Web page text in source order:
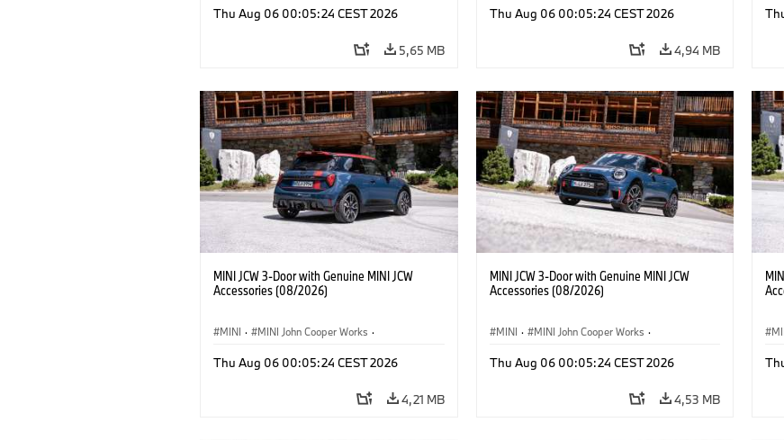
Extras Opcionais, Acessórios
Thu Aug 06 00:05:24 CEST 2026
5,65 MB
Extras Opcionais, Acessórios
Thu Aug 06 00:05:24 CEST 2026
4,94 MB
MINI JCW 3-Door with Genuine MINI JCW
Accessories (08/2026)
MINI · MINI John Cooper Works ·
Extras Opcionais, Acessórios
Thu Aug 06 00:05:24 CEST 2026
4,21 MB
MINI JCW 3-Door with Genuine MINI JCW
Accessories (08/2026)
MINI · MINI John Cooper Works ·
Extras Opcionais, Acessórios
Thu Aug 06 00:05:24 CEST 2026
4,53 MB